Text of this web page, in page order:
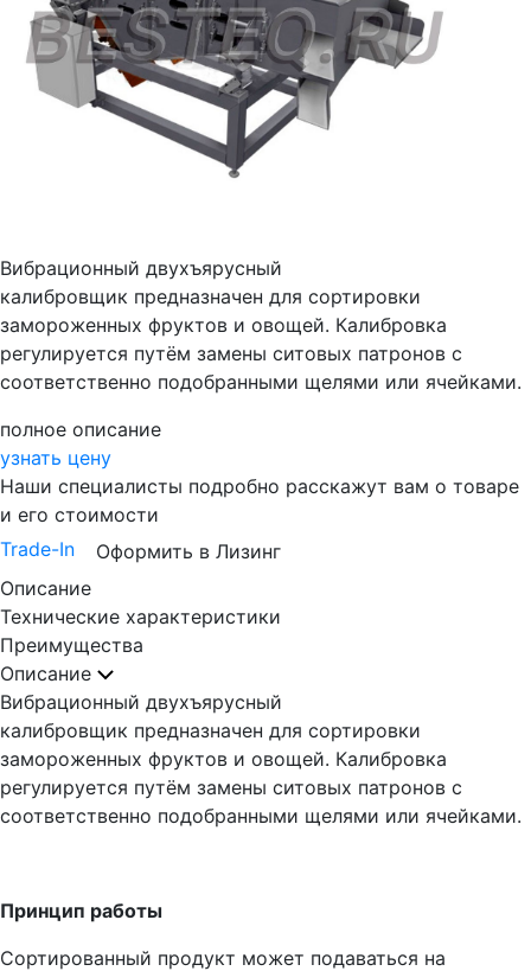
Вибрационный двухъярусный
калибровщик предназначен для сортировки
замороженных фруктов и овощей. Калибровка
регулируется путём замены ситовых патронов с
соответственно подобранными щелями или ячейками.
полное описание
узнать цену
Наши специалисты подробно расскажут вам о товаре
и его стоимости
Trade-In
Оформить в Лизинг
Описание
Технические характеристики
Преимущества
Описание
Вибрационный двухъярусный
калибровщик предназначен для сортировки
замороженных фруктов и овощей. Калибровка
регулируется путём замены ситовых патронов с
соответственно подобранными щелями или ячейками.
Принцип работы
Сортированный продукт может подаваться на